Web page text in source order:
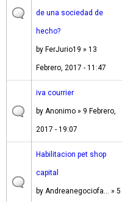
de una sociedad de
hecho?
by FerJurio19 » 13
Febrero, 2017 - 11:47
iva courrier
by Anonimo » 9 Febrero,
2017 - 19:07
Habilitacion pet shop
capital
by Andreanegociofa... » 5